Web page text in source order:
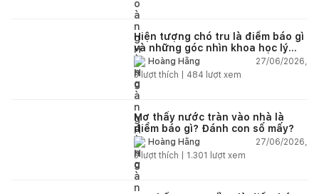
Hiện tượng chó tru là điềm báo gì
và những góc nhìn khoa học lý
giảiHoàng Hằng
27/06/2026,
3lượt thích | 484 lượt xem
Mơ thấy nước tràn vào nhà là
điềm báo gì? Đánh con số mấy?
Hoàng Hằng
27/06/2026,
3lượt thích | 1.301 lượt xem